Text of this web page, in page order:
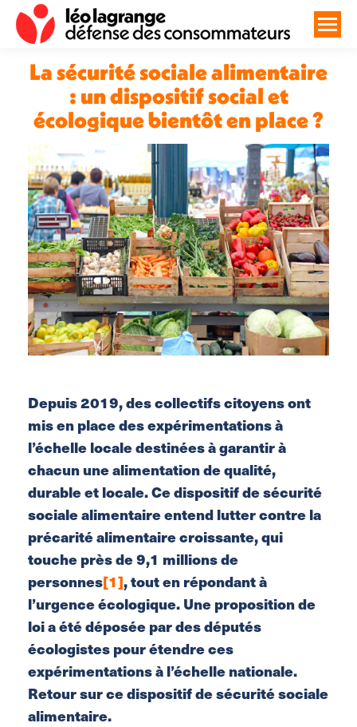
La sécurité sociale alimentaire
: un dispositif social et
écologique bientôt en place ?
Vous êtes ici :
Depuis 2019, des collectifs citoyens ont
mis en place des expérimentations à
l’échelle locale destinées à garantir à
chacun une alimentation de qualité,
durable et locale. Ce dispositif de sécurité
sociale alimentaire entend lutter contre la
précarité alimentaire croissante, qui
touche près de 9,1 millions de
personnes[1], tout en répondant à
l’urgence écologique. Une proposition de
loi a été déposée par des députés
écologistes pour étendre ces
expérimentations à l’échelle nationale.
Retour sur ce dispositif de sécurité sociale
alimentaire.